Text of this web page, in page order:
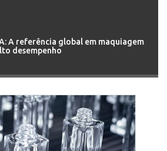
A referência global em maquiagem
desempenho